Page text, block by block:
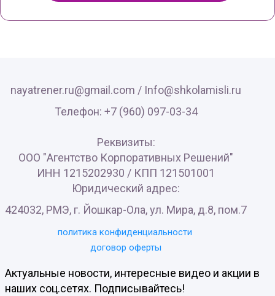
nayatrener.ru@gmail.com / Info@shkolamisli.ru
Телефон: +7 (960) 097-03-34
Реквизиты:
ООО "Агентство Корпоративных Решений"
ИНН 1215202930 / КПП 121501001
Юридический адрес:
424032, РМЭ, г. Йошкар-Ола, ул. Мира, д.8, пом.7
политика конфиденциальности
договор оферты
Актуальные новости, интересные видео и акции в
наших соц.сетях. Подписывайтесь!